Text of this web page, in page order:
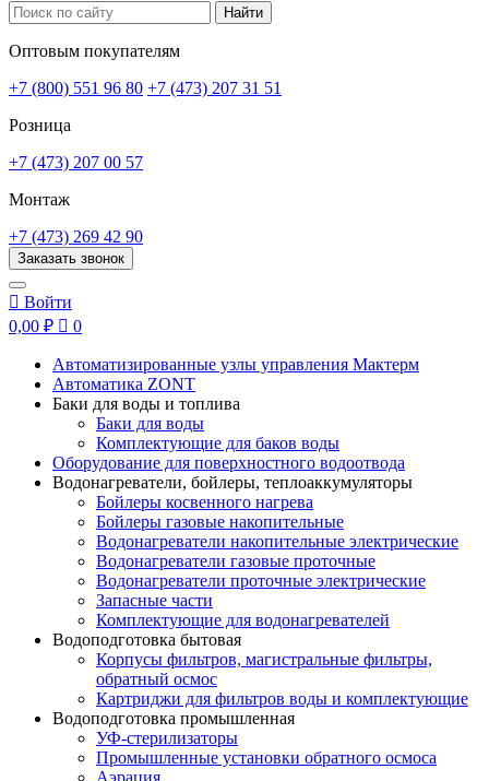
Найти
Оптовым покупателям
+7 (800) 551 96 80 +7 (473) 207 31 51
Розница
+7 (473) 207 00 57
Монтаж
+7 (473) 269 42 90
Заказать звонок
 Войти
0,00 ₽  0
Автоматизированные узлы управления Мактерм
Автоматика ZONT
Баки для воды и топлива
Баки для воды
Комплектующие для баков воды
Оборудование для поверхностного водоотвода
Водонагреватели, бойлеры, теплоаккумуляторы
Бойлеры косвенного нагрева
Бойлеры газовые накопительные
Водонагреватели накопительные электрические
Водонагреватели газовые проточные
Водонагреватели проточные электрические
Запасные части
Комплектующие для водонагревателей
Водоподготовка бытовая
Корпусы фильтров, магистральные фильтры,
обратный осмос
Картриджи для фильтров воды и комплектующие
Водоподготовка промышленная
УФ-стерилизаторы
Промышленные установки обратного осмоса
Аэрация